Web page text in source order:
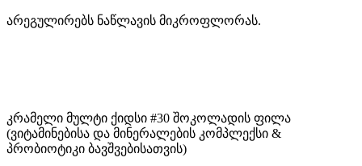
არეგულირებს ნაწლავის მიკროფლორას.
კრამელი მულტი ქიდსი #30 შოკოლადის ფილა
(ვიტამინებისა და მინერალების კომპლექსი &
პრობიოტიკი ბავშვებისათვის)